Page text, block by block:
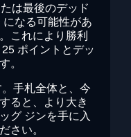
は最後のデッド
なる可能性があ
これにより勝利
ポイントとデッ
。
手札全体と、今
ると、より大き
グ ジンを手に入
さい。